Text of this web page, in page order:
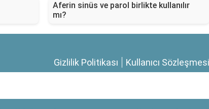
Aferin sinüs ve parol birlikte kullanılır
mı?
Gizlilik Politikası Kullanıcı Sözleşmesi